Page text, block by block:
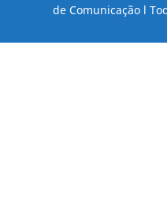
de Comunicação l